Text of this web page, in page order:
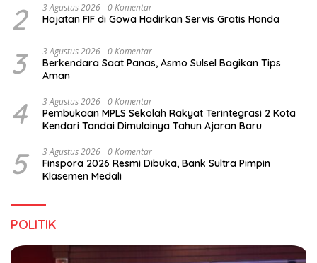
2 3 Agustus 2026 0 Komentar
Hajatan FIF di Gowa Hadirkan Servis Gratis Honda
3 3 Agustus 2026 0 Komentar
Berkendara Saat Panas, Asmo Sulsel Bagikan Tips
Aman
4 3 Agustus 2026 0 Komentar
Pembukaan MPLS Sekolah Rakyat Terintegrasi 2 Kota
Kendari Tandai Dimulainya Tahun Ajaran Baru
5 3 Agustus 2026 0 Komentar
Finspora 2026 Resmi Dibuka, Bank Sultra Pimpin
Klasemen Medali
POLITIK